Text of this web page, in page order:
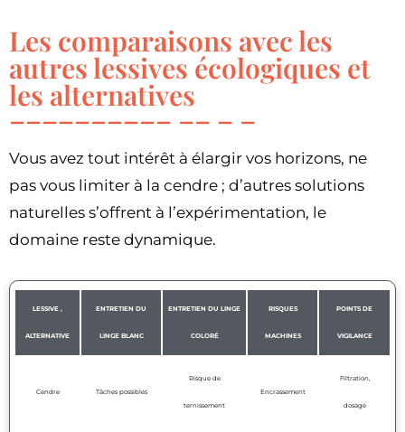
Les comparaisons avec les
autres lessives écologiques et
les alternatives
Vous avez tout intérêt à élargir vos horizons, ne
pas vous limiter à la cendre ; d’autres solutions
naturelles s’offrent à l’expérimentation, le
domaine reste dynamique.
LESSIVE ,
ALTERNATIVE
ENTRETIEN DU
LINGE BLANC
ENTRETIEN DU LINGE
COLORÉ
RISQUES
MACHINES
POINTS DE
VIGILANCE
Cendre Tâches possibles
Risque de
ternissement
Encrassement
Filtration,
dosage